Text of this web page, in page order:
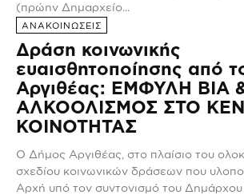
(πρώην Δημαρχείο...
ΑΝΑΚΟΙΝΩΣΕΙΣ
Δράση κοινωνικής
ευαισθητοποίησης από
Αργιθέας: ΕΜΦΥΛΗ ΒΙΑ
ΑΛΚΟΟΛΙΣΜΟΣ ΣΤΟ
ΚΟΙΝΟΤΗΤΑΣ
Ο Δήμος Αργιθέας, στο πλαίσιο του
σχεδίου κοινωνικών δράσεων που
Αρχή υπό τον συντονισμό του